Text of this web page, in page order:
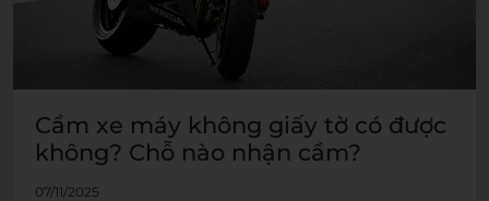
Cầm xe máy không giấy tờ có được
không? Chỗ nào nhận cầm?
07/11/2025